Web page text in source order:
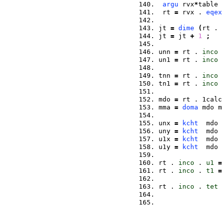
argu rvx*table
rt = rvx . eqex
jt = dime ( rt .
jt = jt + 1 ;
unn = rt . inco
un1 = rt . inco
tnn = rt . inco
tn1 = rt . inco
mdo = rt .
mma = doma
unx = kcht
mdo
uny = kcht
mdo
u1x = kcht
mdo
u1y = kcht
mdo
rt . inco . u1 =
rt . inco . t1 =
rt . inco . tet